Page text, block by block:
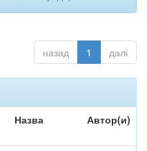
назад 1 далі
Назва Автор(и)